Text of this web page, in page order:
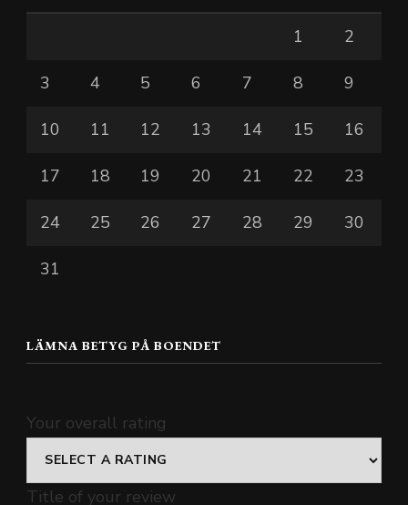
1 2
3 4 5 6 7 8 9
10 11 12 13 14 15 16
17 18 19 20 21 22 23
24 25 26 27 28 29 30
31
LÄMNA BETYG PÅ BOENDET
Your overall rating
Title of your review